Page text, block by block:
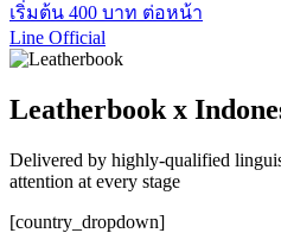
เริ่มต้น 400 บาท ต่อหน้า
Line Official
Leatherbook x
Delivered by highly-qualified
attention at every stage
[country_dropdown]